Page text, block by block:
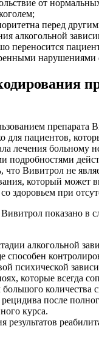
от
перед
алкогольной
переносится
нарушениями
препарата
для пациентов,
лечения больному
подробностями
Вивитрол не
который может
здоровьем при
показано в
алкогольной
способен
психической
которые всегда
количества
после
курса.
результатов